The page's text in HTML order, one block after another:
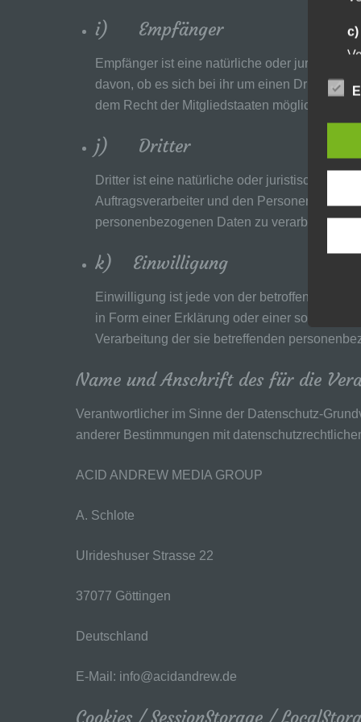
i) Empfänger
Empfänger ist eine natürliche oder
davon, ob es sich bei ihr um einen Dritten
dem Recht der Mitgliedstaaten
j) Dritter
Dritter ist eine natürliche oder juristische
Auftragsverarbeiter und den Personen, die
personenbezogenen Daten zu verarbeiten.
k) Einwilligung
Einwilligung ist jede von der betroffenen
in Form einer Erklärung oder einer sonstigen
Verarbeitung der sie betreffenden
Name und Anschrift des für die
Verantwortlicher im Sinne der Datenschutz-
anderer Bestimmungen mit
ACID ANDREW MEDIA GROUP
A. Schlote
Ulrideshuser Strasse 22
37077 Göttingen
Deutschland
E-Mail: info@acidandrew.de
Cookies / SessionStorage /